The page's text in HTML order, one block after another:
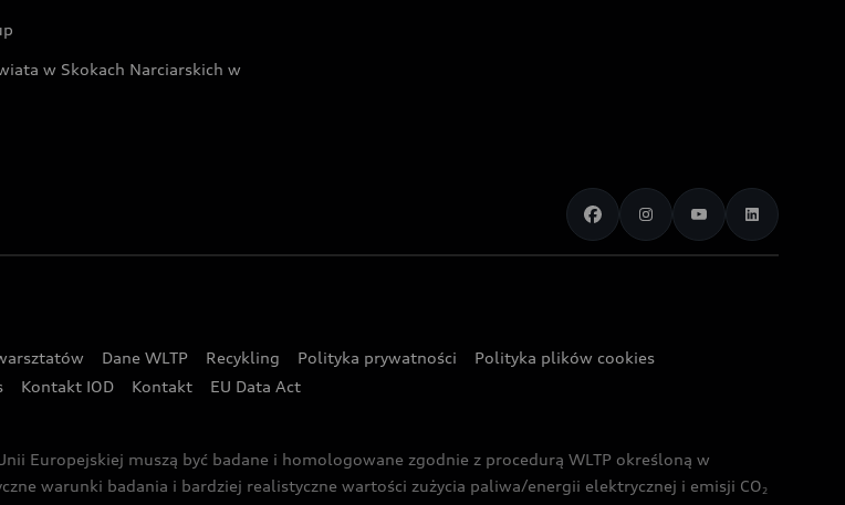
w Skokach Narciarskich w
Dane WLTP Recykling Polityka prywatności
Polityka plików cookies
Kontakt IOD Kontakt EU Data Act
Europejskiej muszą być badane i homologowane zgodnie z procedurą WLTP określoną w
warunki badania i bardziej realistyczne wartości zużycia paliwa/energii elektrycznej i emisji CO2